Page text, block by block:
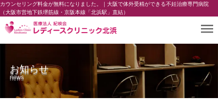
カウンセリング料金が無料になりました。｜大阪で体外受精ができる不妊治療専門病院
（大阪市営地下鉄堺筋線・京阪本線「北浜駅」直結）
お知らせ
news